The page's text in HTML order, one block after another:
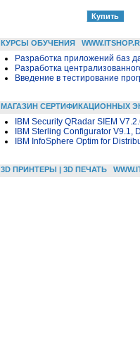
КУРСЫ ОБУЧЕНИЯ
Разработка приложений баз
Разработка
Введение в тестирование
МАГАЗИН СЕРТИФИКАЦИОННЫХ
IBM Security QRadar SIEM
IBM Sterling Configurator V9.1,
IBM InfoSphere Optim for
3D ПРИНТЕРЫ | 3D ПЕЧАТЬ